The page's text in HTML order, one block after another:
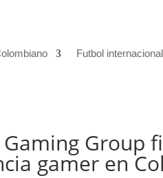
Futbol internacional
Group
gamer en